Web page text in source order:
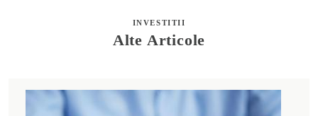
INVESTITII
Alte Articole